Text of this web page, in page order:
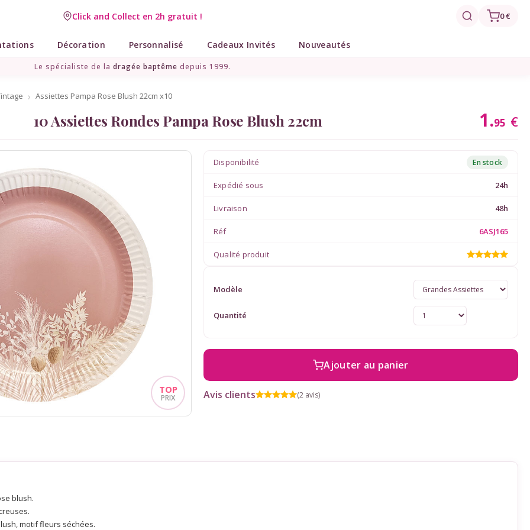
Click and Collect en 2h gratuit !
Livraison point relais gratuit dès 89 € ! 0 €
Décoration Personnalisé Cadeaux Invités Nouveautés
Le spécialiste de la dragée baptême depuis 1999.
Assiettes Pampa Rose Blush 22cm x10
10 Assiettes Rondes Pampa Rose Blush 22cm 1.95 €
Disponibilité En stock
Expédié sous 24h
Livraison 48h
Réf 6ASJ165
Qualité produit
Modèle
Quantité
Ajouter au panier
Avis clients (2 avis)
blush.
motif fleurs séchées.